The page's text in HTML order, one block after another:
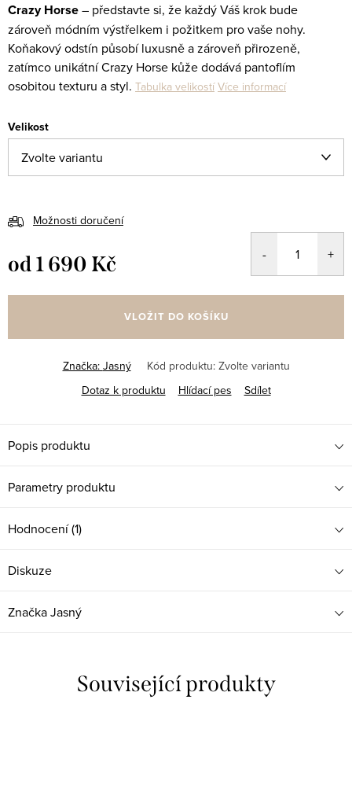
Crazy Horse– představte si, že každý Váš krok bude
zároveň módním výstřelkem i požitkem pro vaše nohy.
Koňakový odstín působí luxusně a zároveň přirozeně,
zatímco unikátní Crazy Horse kůže dodává pantoflím
osobitou texturu a styl. Tabulka velikostí Více informací
Velikost
Možnosti doručení
od1 690 Kč
cena:
VLOŽIT DO KOŠÍKU
Značka: Jasný Kód produktu: Zvolte variantu
Dotaz k produktu
Hlídací pes Sdílet
Popis produktu
Parametry produktu
Hodnocení (1)
Diskuze
ZnačkaJasný
Související produkty